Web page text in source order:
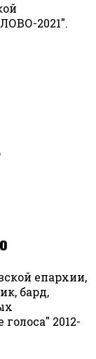
2021".
епархии,
бард,
2012-